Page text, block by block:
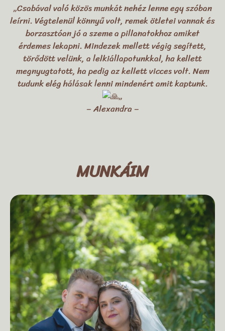
„Csabával való közös munkát nehéz lenne egy szóban
leírni. Végtelenül könnyű volt, remek ötletei vannak és
borzasztóan jó a szeme a pillanatokhoz amiket
érdemes lekapni. Mindezek mellett végig segített,
törődött velünk, a lelkiállapotunkkal, ha kellett
megnyugtatott, ha pedig az kellett vicces volt. Nem
tudunk elég hálásak lenni mindenért amit kaptunk.
„
– Alexandra –
MUNKÁIM